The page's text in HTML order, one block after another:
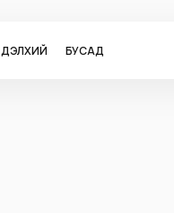
ДЭЛХИЙ БУСАД